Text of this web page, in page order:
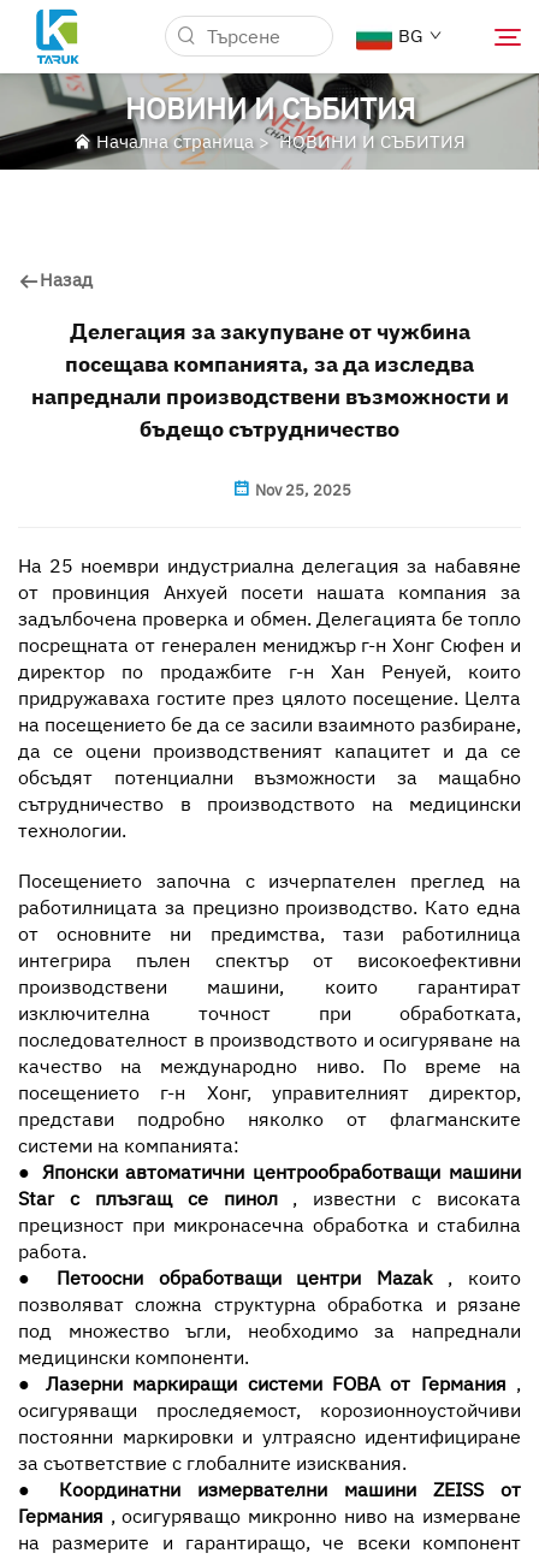
BG
Защо TARUK
Новини и Събития
Контакт
НОВИНИ И СЪБИТИЯ
Начална страница>НОВИНИ И СЪБИТИЯ
Назад
Делегация за закупуване от чужбина
посещава компанията, за да изследва
напреднали производствени възможности и
бъдещо сътрудничество
Nov 25, 2025
На 25 ноември индустриална делегация за набавяне
от провинция Анхуей посети нашата компания за
задълбочена проверка и обмен. Делегацията бе топло
посрещната от генерален мениджър г-н Хонг Сюфен и
директор по продажбите г-н Хан Ренуей, които
придружаваха гостите през цялото посещение. Целта
на посещението бе да се засили взаимното разбиране,
да се оцени производственият капацитет и да се
обсъдят потенциални възможности за мащабно
сътрудничество в производството на медицински
технологии.
Посещението започна с изчерпателен преглед на
работилницата за прецизно производство. Като една
от основните ни предимства, тази работилница
интегрира пълен спектър от високоефективни
производствени машини, които гарантират
изключителна точност при обработката,
последователност в производството и осигуряване на
качество на международно ниво. По време на
посещението г-н Хонг, управителният директор,
представи подробно няколко от флагманските
системи на компанията:
● Японски автоматични центрообработващи машини
Star с плъзгащ се пинол , известни с високата
прецизност при микронасечна обработка и стабилна
работа.
● Петоосни обработващи центри Mazak , които
позволяват сложна структурна обработка и рязане
под множество ъгли, необходимо за напреднали
медицински компоненти.
● Лазерни маркиращи системи FOBA от Германия ,
осигуряващи проследяемост, корозионноустойчиви
постоянни маркировки и ултраясно идентифициране
за съответствие с глобалните изисквания.
● Координатни измервателни машини ZEISS от
Германия , осигуряващо микронно ниво на измерване
на размерите и гарантиращо, че всеки компонент